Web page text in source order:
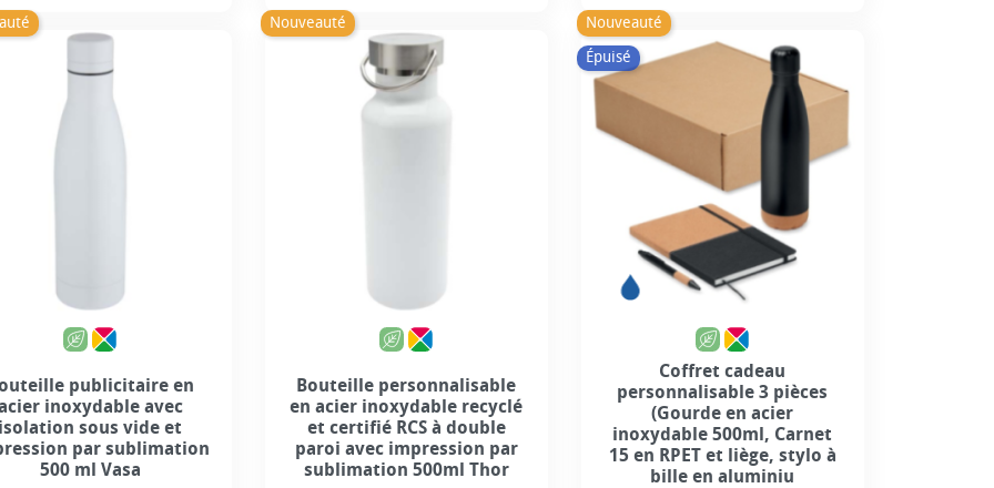
publicitaire en
inoxydable avec
isolation sous vide et
par sublimation
500 ml Vasa
Nouveauté
Bouteille personnalisable
en acier inoxydable recyclé
et certifié RCS à double
paroi avec impression par
sublimation 500ml Thor
Nouveauté
Épuisé
Coffret cadeau
personnalisable 3 pièces
(Gourde en acier
inoxydable 500ml, Carnet
15 en RPET et liège, stylo à
bille en aluminiu